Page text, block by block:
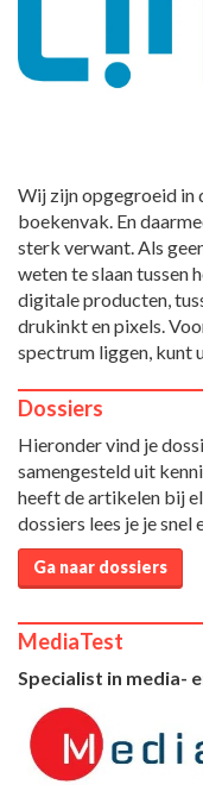
Wij zijn opgegroeid in
boekenvak. En
sterk verwant. Als
weten te slaan tussen
digitale producten,
drukinkt en pixels.
spectrum liggen, kunt
Dossiers
Hieronder vind je
samengesteld uit
heeft de artikelen bij
dossiers lees je je
Ga naar dossiers
MediaTest
Specialist in media-